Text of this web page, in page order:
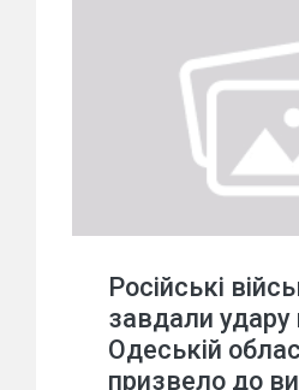
Російські
завдали удару
Одеській
призвело до